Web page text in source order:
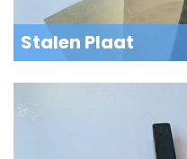
Stalen Plaat